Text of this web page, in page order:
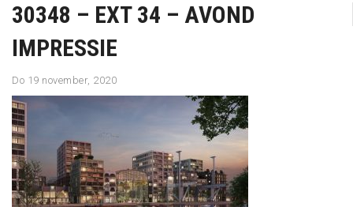
30348 – EXT 34 – AVOND
IMPRESSIE
Do 19 november, 2020